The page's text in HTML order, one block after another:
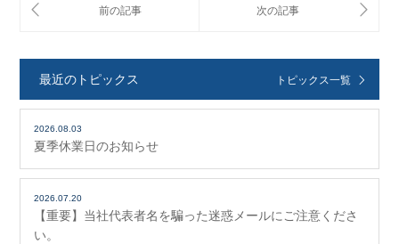
最近のトピックス トピックス一覧
2026.08.03
夏季休業日のお知らせ
2026.07.20
【重要】当社代表者名を騙った迷惑メールにご注意くださ
い。